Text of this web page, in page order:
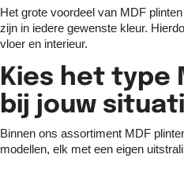
Het grote voordeel van MDF
zijn in iedere gewenste kleur.
vloer en interieur.
Kies het type
bij jouw
Binnen ons assortiment MDF
modellen, elk met een eigen